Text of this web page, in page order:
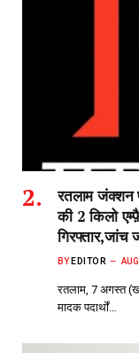
रतलाम जंक्शन
की 2 किलो
गिरफ्तार,जांच
BY EDITOR
रतलाम, 7 अगस्त
मादक पदार्थों…